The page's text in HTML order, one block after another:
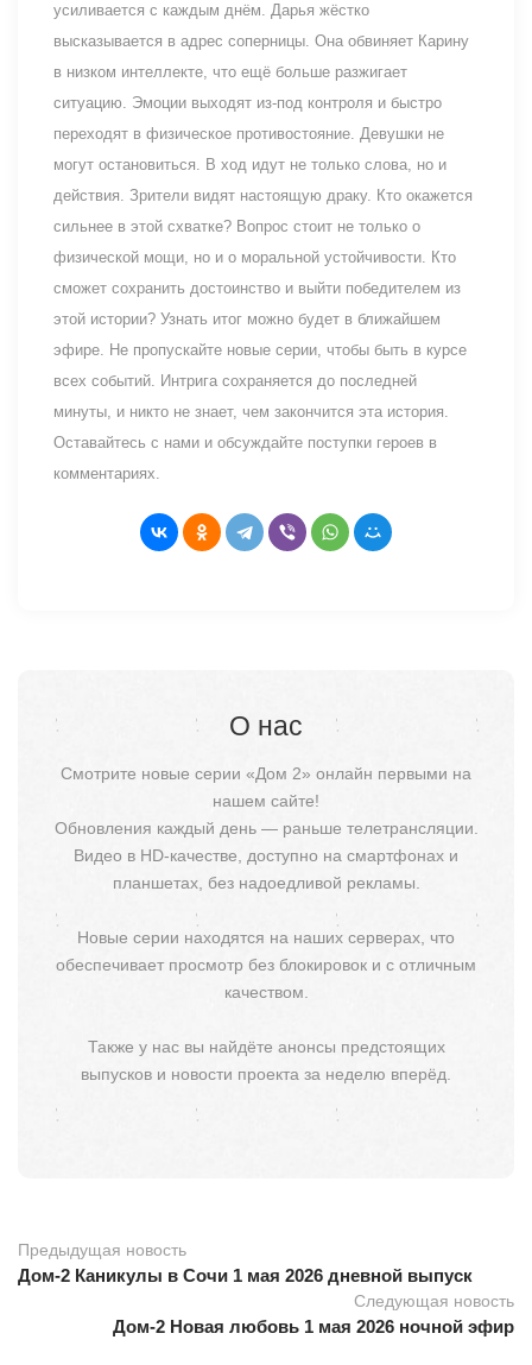
усиливается с каждым днём. Дарья жёстко
высказывается в адрес соперницы. Она обвиняет Карину
в низком интеллекте, что ещё больше разжигает
ситуацию. Эмоции выходят из-под контроля и быстро
переходят в физическое противостояние. Девушки не
могут остановиться. В ход идут не только слова, но и
действия. Зрители видят настоящую драку. Кто окажется
сильнее в этой схватке? Вопрос стоит не только о
физической мощи, но и о моральной устойчивости. Кто
сможет сохранить достоинство и выйти победителем из
этой истории? Узнать итог можно будет в ближайшем
эфире. Не пропускайте новые серии, чтобы быть в курсе
всех событий. Интрига сохраняется до последней
минуты, и никто не знает, чем закончится эта история.
Оставайтесь с нами и обсуждайте поступки героев в
комментариях.
О нас
Смотрите новые серии «Дом 2» онлайн первыми на
нашем сайте!
Обновления каждый день — раньше телетрансляции.
Видео в HD-качестве, доступно на смартфонах и
планшетах, без надоедливой рекламы.
Новые серии находятся на наших серверах, что
обеспечивает просмотр без блокировок и с отличным
качеством.
Также у нас вы найдёте анонсы предстоящих
выпусков и новости проекта за неделю вперёд.
Предыдущая новость
Дом-2 Каникулы в Сочи 1 мая 2026 дневной выпуск
Следующая новость
Дом-2 Новая любовь 1 мая 2026 ночной эфир